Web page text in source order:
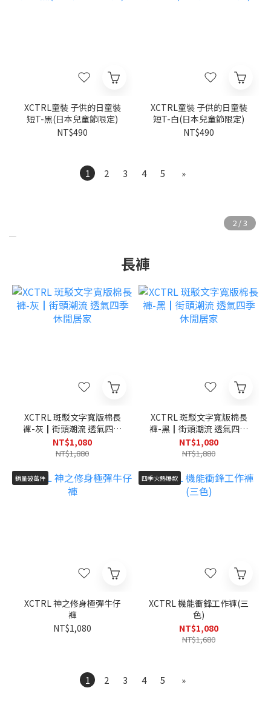
XCTRL童裝 子供的日童裝
短T-黑(日本兒童節限定)
NT$490
XCTRL童裝 子供的日童裝
短T-白(日本兒童節限定)
NT$490
1 2 3 4 5 »
長褲
XCTRL 斑駁文字寬版棉長
褲-灰┃街頭潮流 透氣四季
休閒居家
NT$1,080
NT$1,880
XCTRL 斑駁文字寬版棉長
褲-黑┃街頭潮流 透氣四季
休閒居家
NT$1,080
NT$1,880
銷量破萬件
XCTRL 神之修身極彈牛仔
褲
NT$1,080
四季火熱爆款
XCTRL 機能衝鋒工作褲(三
色)
NT$1,080
NT$1,680
1 2 3 4 5 »